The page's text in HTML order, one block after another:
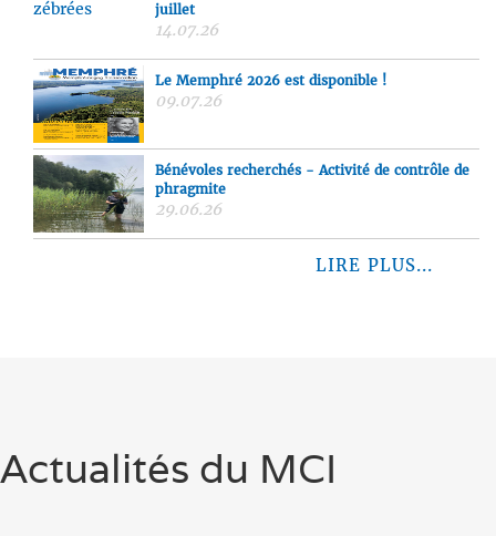
juillet
14.07.26
Le Memphré 2026 est disponible !
09.07.26
Bénévoles recherchés - Activité de contrôle de
phragmite
29.06.26
LIRE PLUS...
Actualités du MCI